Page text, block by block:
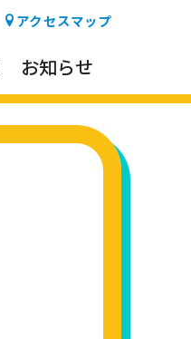
アクセスマップ
お知らせ